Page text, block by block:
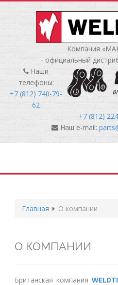
Компания
- официальный
Наши
телефоны:
+7 (812) 740-79-
62
+7 (812)
Наш e-mail:
Главная О компании
О КОМПАНИИ
Британская компания